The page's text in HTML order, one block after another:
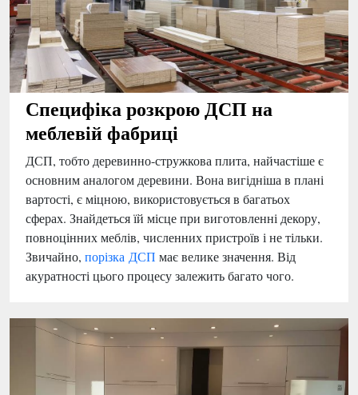
Специфіка розкрою ДСП на
меблевій фабриці
ДСП, тобто деревинно-стружкова плита, найчастіше є
основним аналогом деревини. Вона вигідніша в плані
вартості, є міцною, використовується в багатьох
сферах. Знайдеться їй місце при виготовленні декору,
повноцінних меблів, численних пристроїв і не тільки.
Звичайно, порізка ДСП має велике значення. Від
акуратності цього процесу залежить багато чого.